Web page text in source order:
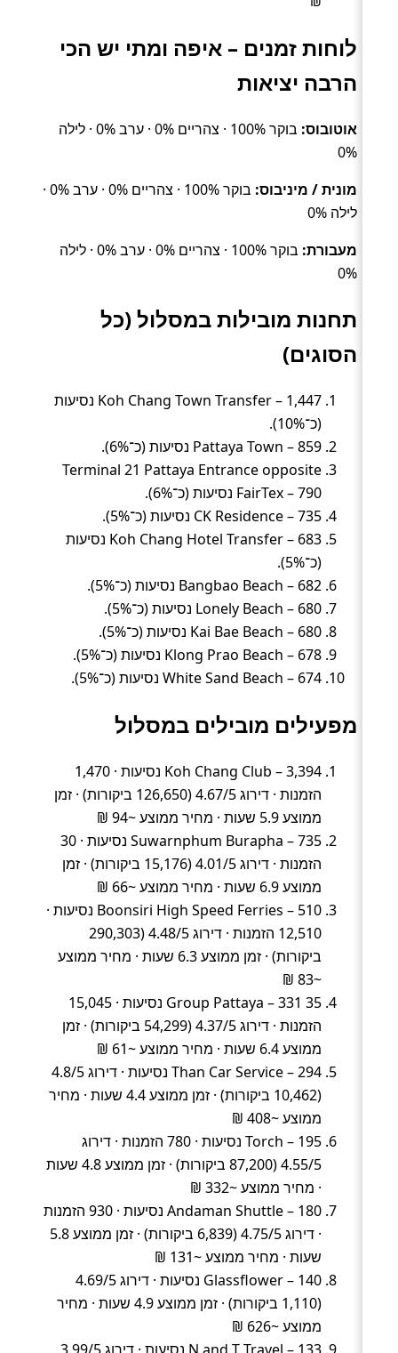
לוחות זמנים – איפה ומתי יש הכי
הרבה יציאות
אוטובוס:
בוקר 100% · צהריים 0% · ערב 0% · לילה
0%
מונית / מיניבוס:
בוקר 100% · צהריים 0% · ערב 0% ·
לילה 0%
מעבורת:
בוקר 100% · צהריים 0% · ערב 0% · לילה
0%
תחנות מובילות במסלול (כל
הסוגים)
Koh Chang Town Transfer – 1,447 נסיעות
(כ־10%).
Pattaya Town – 859 נסיעות (כ־6%).
Terminal 21 Pattaya Entrance opposite
FairTex – 790 נסיעות (כ־6%).
CK Residence – 735 נסיעות (כ־5%).
Koh Chang Hotel Transfer – 683 נסיעות
(כ־5%).
Bangbao Beach – 682 נסיעות (כ־5%).
Lonely Beach – 680 נסיעות (כ־5%).
Kai Bae Beach – 680 נסיעות (כ־5%).
Klong Prao Beach – 678 נסיעות (כ־5%).
White Sand Beach – 674 נסיעות (כ־5%).
מפעילים מובילים במסלול
Koh Chang Club – 3,394 נסיעות · 1,470
הזמנות · דירוג 4.67/5 (126,650 ביקורות) · זמן
ממוצע 5.9 שעות · מחיר ממוצע ~94 ₪
Suwarnphum Burapha – 735 נסיעות · 30
הזמנות · דירוג 4.01/5 (15,176 ביקורות) · זמן
ממוצע 6.9 שעות · מחיר ממוצע ~66 ₪
Boonsiri High Speed Ferries – 510 נסיעות ·
12,510 הזמנות · דירוג 4.48/5 (290,303
ביקורות) · זמן ממוצע 6.3 שעות · מחיר ממוצע
~83 ₪
35 Group Pattaya – 331 נסיעות · 15,045
הזמנות · דירוג 4.37/5 (54,299 ביקורות) · זמן
ממוצע 6.4 שעות · מחיר ממוצע ~61 ₪
Than Car Service – 294 נסיעות · דירוג 4.8/5
(10,462 ביקורות) · זמן ממוצע 4.4 שעות · מחיר
ממוצע ~408 ₪
Torch – 195 נסיעות · 780 הזמנות · דירוג
4.55/5 (87,200 ביקורות) · זמן ממוצע 4.8 שעות
· מחיר ממוצע ~332 ₪
Andaman Shuttle – 180 נסיעות · 930 הזמנות
· דירוג 4.75/5 (6,839 ביקורות) · זמן ממוצע 5.8
שעות · מחיר ממוצע ~131 ₪
Glassflower – 140 נסיעות · דירוג 4.69/5
(1,110 ביקורות) · זמן ממוצע 4.9 שעות · מחיר
ממוצע ~626 ₪